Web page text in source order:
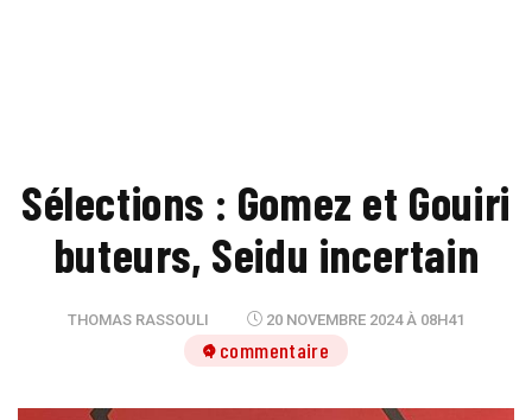
Sélections : Gomez et Gouiri
buteurs, Seidu incertain
THOMAS RASSOULI 20 NOVEMBRE 2024 À 08H41
1 commentaire